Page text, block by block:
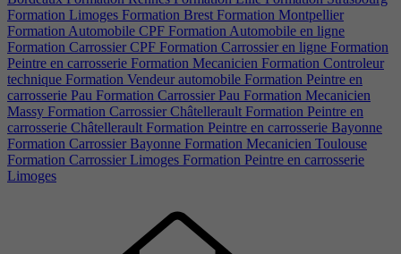
Formation Limoges Formation Brest Formation Montpellier
Formation Automobile CPF Formation Automobile en ligne
Formation Carrossier CPF Formation Carrossier en ligne Formation
Peintre en carrosserie Formation Mecanicien Formation Controleur
technique Formation Vendeur automobile Formation Peintre en
carrosserie Pau Formation Carrossier Pau Formation Mecanicien
Massy Formation Carrossier Châtellerault Formation Peintre en
carrosserie Châtellerault Formation Peintre en carrosserie Bayonne
Formation Carrossier Bayonne Formation Mecanicien Toulouse
Formation Carrossier Limoges Formation Peintre en carrosserie
Limoges